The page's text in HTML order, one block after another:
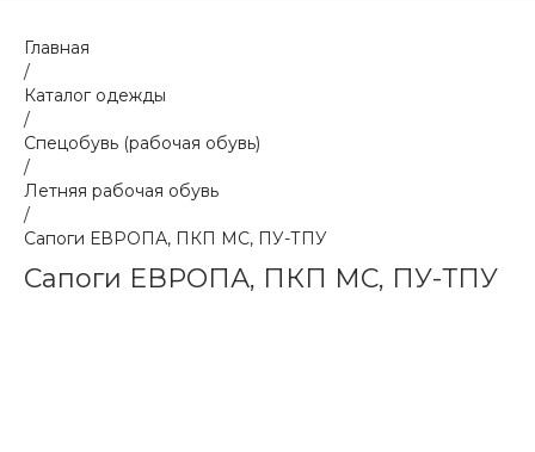
Главная
/
Каталог одежды
/
Спецобувь (рабочая обувь)
/
Летняя рабочая обувь
/
Сапоги ЕВРОПА, ПКП МС, ПУ-ТПУ
Сапоги ЕВРОПА, ПКП МС, ПУ-ТПУ